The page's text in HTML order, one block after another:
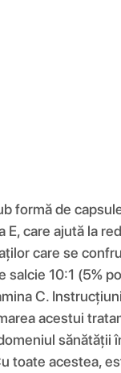
formă de
care ajută la
care se
10:1 (5%
C.
acestui
toate acestea,